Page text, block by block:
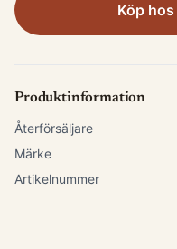
Köp hos
Produktinformation
Återförsäljare
Märke
Artikelnummer